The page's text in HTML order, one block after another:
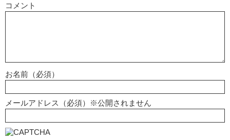
コメント
お名前（必須）
メールアドレス（必須）※公開されません